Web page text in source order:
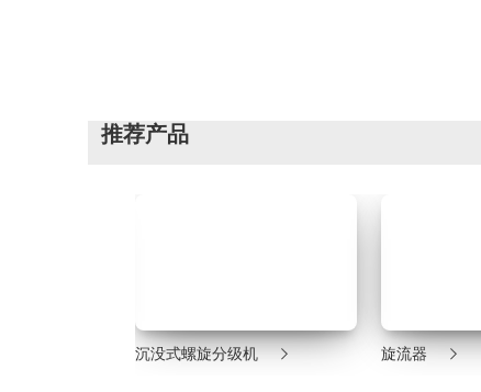
推荐产品
沉没式螺旋分级机  旋流器 